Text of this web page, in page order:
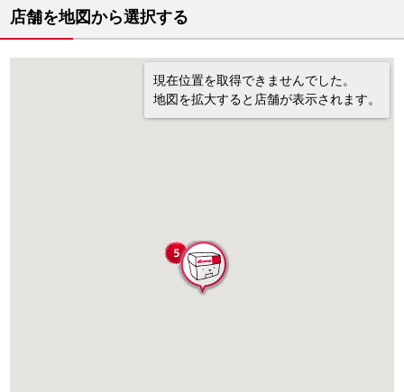
店舗を地図から選択する
現在位置を取得できませんでした。
地図を拡大すると店舗が表示されます。